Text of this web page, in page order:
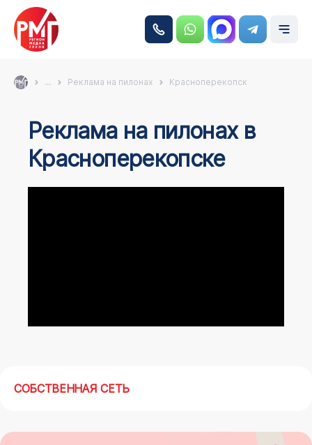
... Реклама на пилонах Красноперекопск
Реклама на пилонах в
Красноперекопске
СОБСТВЕННАЯ СЕТЬ